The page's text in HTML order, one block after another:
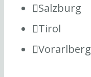
Salzburg
Tirol
Vorarlberg